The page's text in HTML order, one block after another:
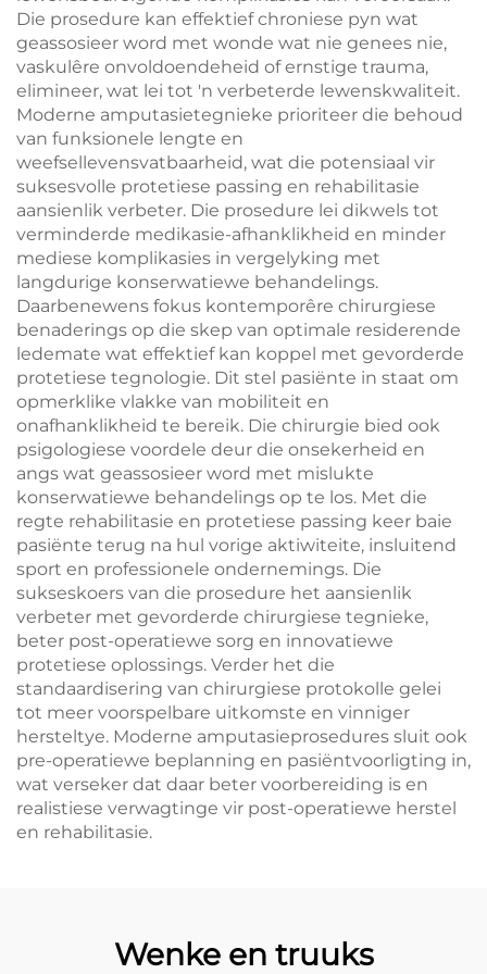
Die prosedure kan effektief chroniese pyn wat
geassosieer word met wonde wat nie genees nie,
vaskulêre onvoldoendeheid of ernstige trauma,
elimineer, wat lei tot 'n verbeterde lewenskwaliteit.
Moderne amputasietegnieke prioriteer die behoud
van funksionele lengte en
weefsellevensvatbaarheid, wat die potensiaal vir
suksesvolle protetiese passing en rehabilitasie
aansienlik verbeter. Die prosedure lei dikwels tot
verminderde medikasie-afhanklikheid en minder
mediese komplikasies in vergelyking met
langdurige konserwatiewe behandelings.
Daarbenewens fokus kontemporêre chirurgiese
benaderings op die skep van optimale residerende
ledemate wat effektief kan koppel met gevorderde
protetiese tegnologie. Dit stel pasiënte in staat om
opmerklike vlakke van mobiliteit en
onafhanklikheid te bereik. Die chirurgie bied ook
psigologiese voordele deur die onsekerheid en
angs wat geassosieer word met mislukte
konserwatiewe behandelings op te los. Met die
regte rehabilitasie en protetiese passing keer baie
pasiënte terug na hul vorige aktiwiteite, insluitend
sport en professionele ondernemings. Die
sukseskoers van die prosedure het aansienlik
verbeter met gevorderde chirurgiese tegnieke,
beter post-operatiewe sorg en innovatiewe
protetiese oplossings. Verder het die
standaardisering van chirurgiese protokolle gelei
tot meer voorspelbare uitkomste en vinniger
hersteltye. Moderne amputasieprosedures sluit ook
pre-operatiewe beplanning en pasiëntvoorligting in,
wat verseker dat daar beter voorbereiding is en
realistiese verwagtinge vir post-operatiewe herstel
en rehabilitasie.
Wenke en truuks